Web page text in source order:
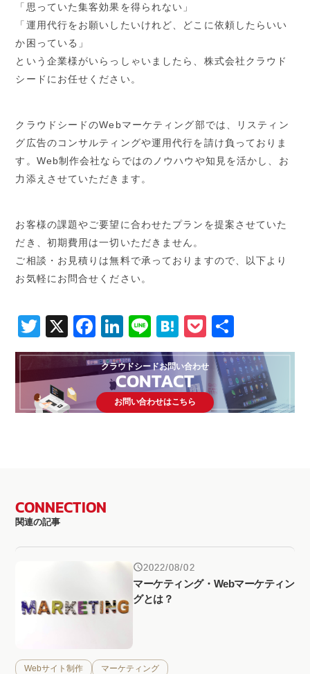
「思っていた集客効果を得られない」
「運用代行をお願いしたいけれど、どこに依頼したらいい
か困っている」
という企業様がいらっしゃいましたら、株式会社クラウド
シードにお任せください。
クラウドシードのWebマーケティング部では、リスティン
グ広告のコンサルティングや運用代行を請け負っておりま
す。Web制作会社ならではのノウハウや知見を活かし、お
力添えさせていただきます。
お客様の課題やご要望に合わせたプランを提案させていた
だき、初期費用は一切いただきません。
ご相談・お見積りは無料で承っておりますので、以下より
お気軽にお問合せください。
Twitter
X Facebook
LinkedIn
LineHatena
Pocket
有
クラウドシードお問い合わせ
CONTACT
お問い合わせはこちら
CONNECTION
関連の記事
2022/08/02
マーケティング・Webマーケティン
グとは？
Webサイト制作 マーケティング